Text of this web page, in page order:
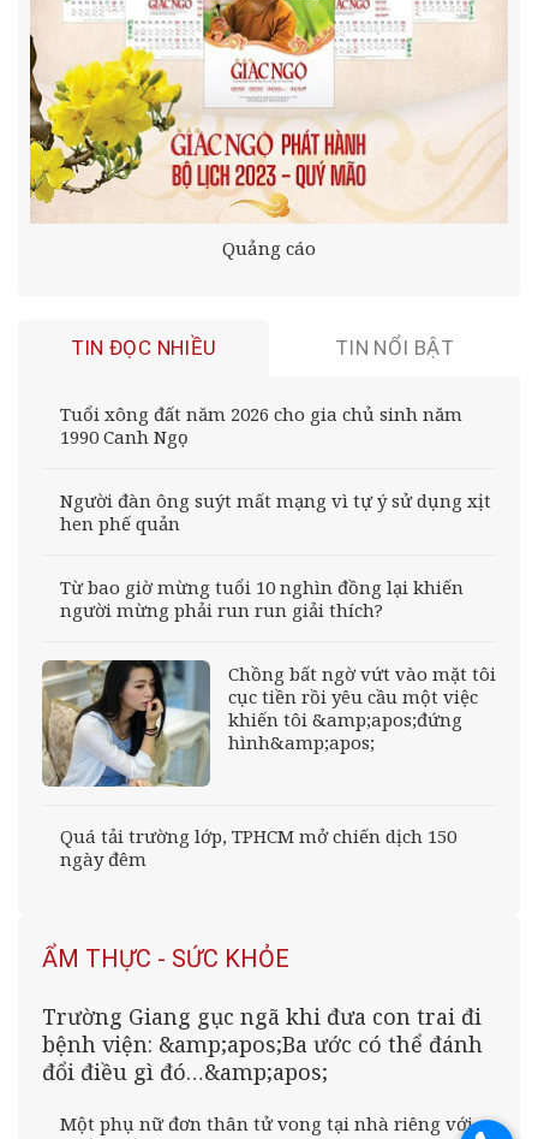
Quảng cáo
TIN ĐỌC NHIỀU TIN NỔI BẬT
Tuổi xông đất năm 2026 cho gia chủ sinh năm
1990 Canh Ngọ
Người đàn ông suýt mất mạng vì tự ý sử dụng xịt
hen phế quản
Từ bao giờ mừng tuổi 10 nghìn đồng lại khiến
người mừng phải run run giải thích?
Chồng bất ngờ vứt vào mặt tôi
cục tiền rồi yêu cầu một việc
khiến tôi &amp;apos;đứng
hình&amp;apos;
Quá tải trường lớp, TPHCM mở chiến dịch 150
ngày đêm
ẨM THỰC - SỨC KHỎE
Trường Giang gục ngã khi đưa con trai đi
bệnh viện: &amp;apos;Ba ước có thể đánh
đổi điều gì đó…&amp;apos;
Một phụ nữ đơn thân tử vong tại nhà riêng với